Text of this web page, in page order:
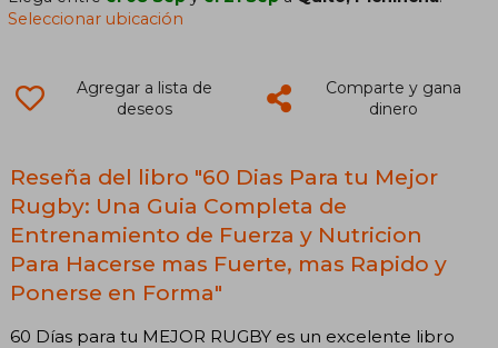
Seleccionar ubicación
Agregar a lista de
deseos
Comparte y gana
dinero
Reseña del libro "60 Dias Para tu Mejor
Rugby: Una Guia Completa de
Entrenamiento de Fuerza y Nutricion
Para Hacerse mas Fuerte, mas Rapido y
Ponerse en Forma"
60 Días para tu MEJOR RUGBY es un excelente libro